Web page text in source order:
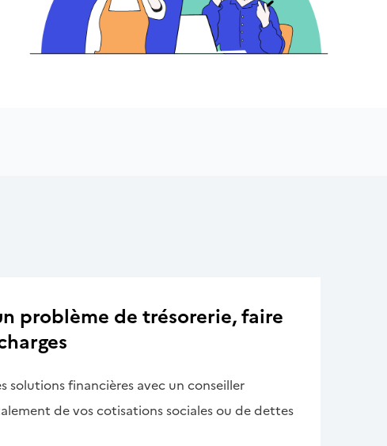
problème de trésorerie, faire
solutions financières avec un conseiller
de vos cotisations sociales ou de dettes